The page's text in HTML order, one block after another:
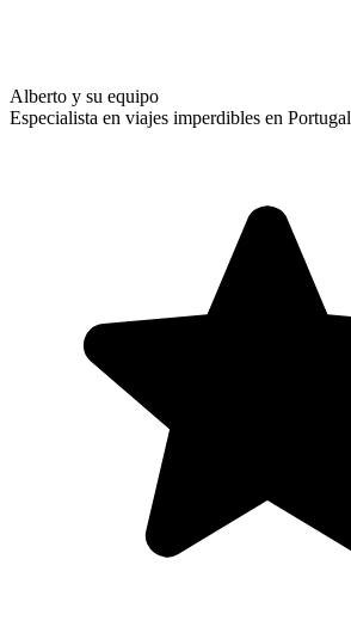
Alberto y su equipo
Especialista en viajes imperdibles en Portugal